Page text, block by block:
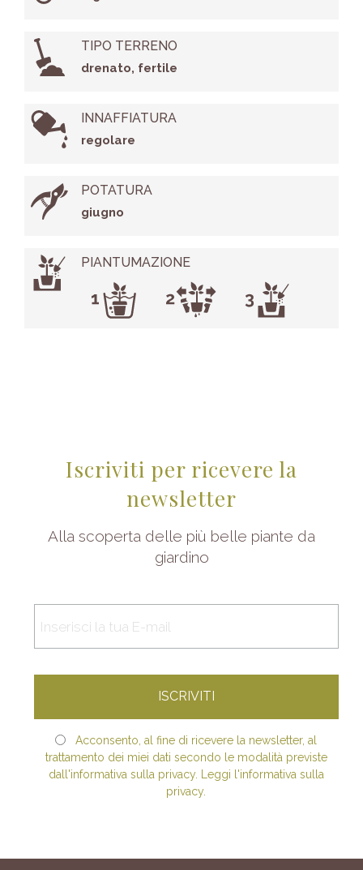
TIPO TERRENO
drenato, fertile
INNAFFIATURA
regolare
POTATURA
giugno
PIANTUMAZIONE
Iscriviti per ricevere la
newsletter
Alla scoperta delle più belle piante da
giardino
Acconsento, al fine di ricevere la newsletter, al
trattamento dei miei dati secondo le modalità previste
dall'informativa sulla privacy. Leggi l'informativa sulla
privacy.